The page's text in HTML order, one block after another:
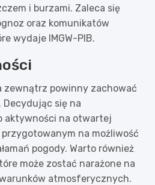
i burzami. Zaleca się
oraz komunikatów
wydaje IMGW-PIB.
zewnątrz powinny zachować
się na
aktywności na otwartej
na możliwość
pogody. Warto również
może zostać narażone na
atmosferycznych.